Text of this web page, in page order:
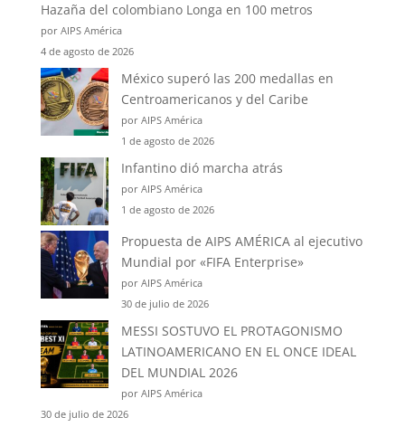
Hazaña del colombiano Longa en 100 metros
por AIPS América
4 de agosto de 2026
México superó las 200 medallas en
Centroamericanos y del Caribe
por AIPS América
1 de agosto de 2026
Infantino dió marcha atrás
por AIPS América
1 de agosto de 2026
Propuesta de AIPS AMÉRICA al ejecutivo
Mundial por «FIFA Enterprise»
por AIPS América
30 de julio de 2026
MESSI SOSTUVO EL PROTAGONISMO
LATINOAMERICANO EN EL ONCE IDEAL
DEL MUNDIAL 2026
por AIPS América
30 de julio de 2026